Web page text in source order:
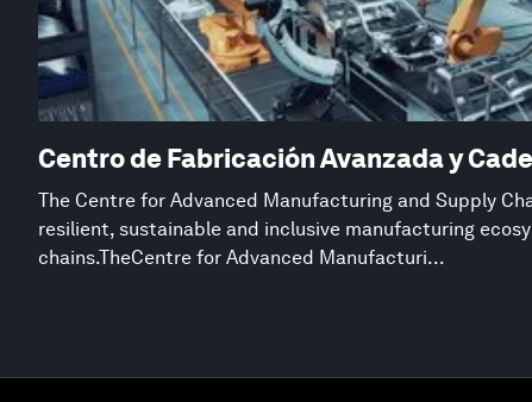
Centro de Fabricación Avanzada y
The Centre for Advanced Manufacturing and Supply
resilient, sustainable and inclusive manufacturing
chains.TheCentre for Advanced Manufacturi...